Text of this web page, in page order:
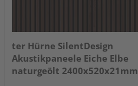
ter Hürne SilentDesign
Akustikpaneele Eiche Elbe
naturgeölt 2400x520x21mm